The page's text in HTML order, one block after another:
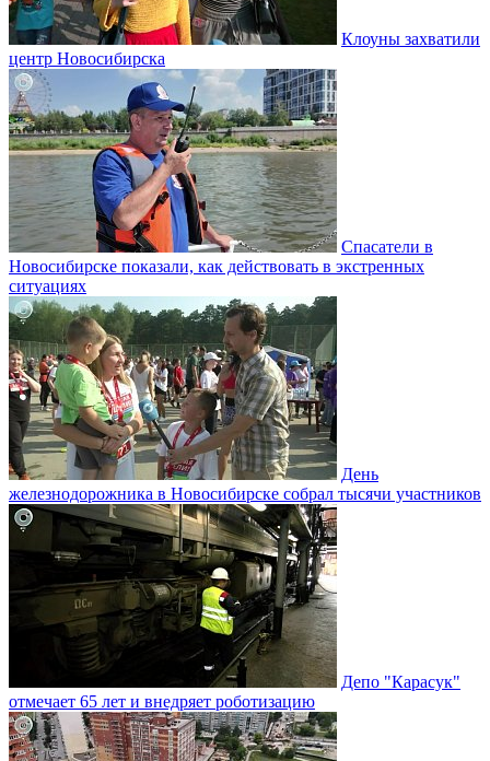
Клоуны захватили
центр Новосибирска
Спасатели в
Новосибирске показали, как действовать в экстренных
ситуациях
День
железнодорожника в Новосибирске собрал тысячи участников
Депо "Карасук"
отмечает 65 лет и внедряет роботизацию